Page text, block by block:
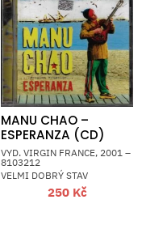
MANU CHAO –
ESPERANZA (CD)
VYD. VIRGIN FRANCE, 2001 –
8103212
VELMI DOBRÝ STAV
250 Kč